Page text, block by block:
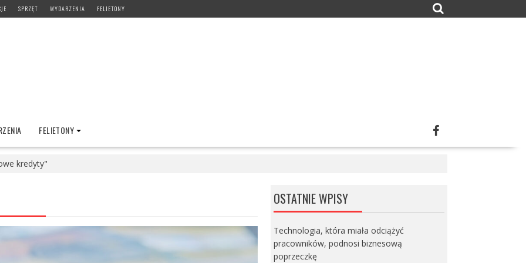
SPRZĘT WYDARZENIA FELIETONY
FELIETONY
kredyty"
OSTATNIE WPISY
Technologia, która miała odciążyć
pracowników, podnosi biznesową
poprzeczkę